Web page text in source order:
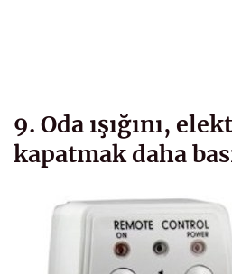
9. Oda ışığını,
kapatmak daha